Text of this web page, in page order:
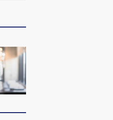
视线｜被称为“蟑螂”的印
度Z世代 用街头抗争将教
育部长拱下台